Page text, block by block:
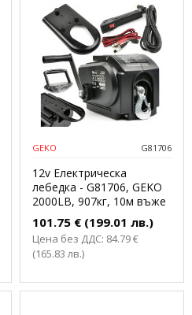
GEKO G81706
12v Електрическа
лебедка - G81706, GEKO
2000LB, 907кг, 10м въже
101.75 € (199.01 лв.)
Цена без ДДС: 84.79 €
(165.83 лв.)